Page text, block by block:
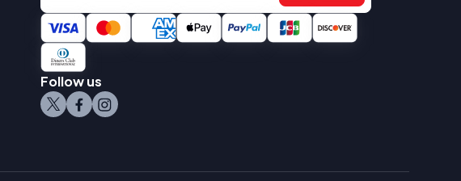
Follow us